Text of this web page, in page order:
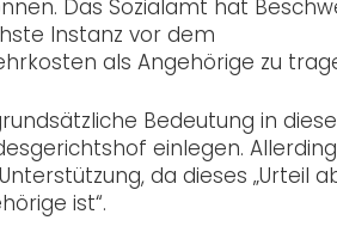
Das Sozialamt hat
Instanz vor dem
als Angehörige zu
Bedeutung in
einlegen.
da dieses „Urteil
ist“.